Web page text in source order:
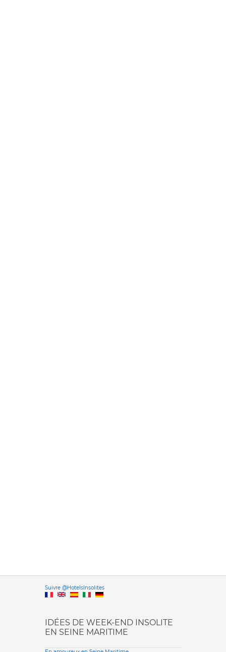
Suivre @HotelsInsolitesVersione
IDÉES DE WEEK-END INSOLITE
EN SEINE MARITIME